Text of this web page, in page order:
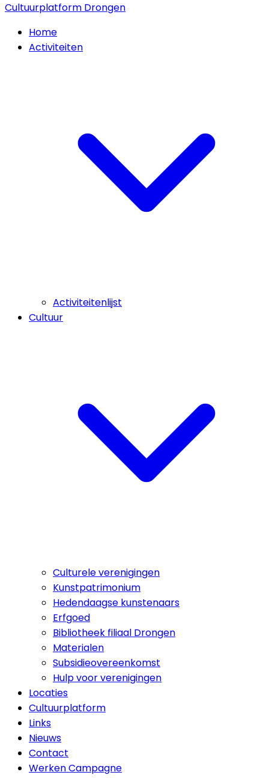
Cultuurplatform Drongen
Home
Activiteiten
Activiteitenlijst
Cultuur
Culturele verenigingen
Kunstpatrimonium
Hedendaagse kunstenaars
Erfgoed
Bibliotheek filiaal Drongen
Materialen
Subsidieovereenkomst
Hulp voor verenigingen
Locaties
Cultuurplatform
Links
Nieuws
Contact
Werken Campagne